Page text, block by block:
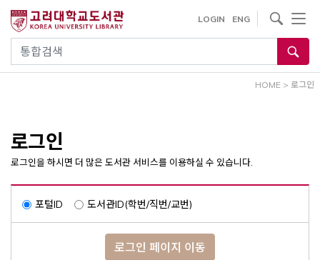
건
통합검색
LOGIN ENG
사이트내 검색
HOME > 로그인
로그인
로그인을 하시면 더 많은 도서관 서비스를 이용하실 수 있습니다.
포털ID 도서관ID(학번/직번/교번)
로그인 페이지 이동